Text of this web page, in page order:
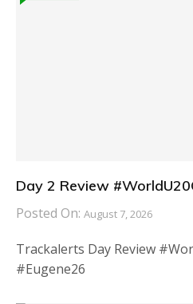
Day 2 Review
Posted On: August 7, 2026
Trackalerts Day Review
#Eugene26